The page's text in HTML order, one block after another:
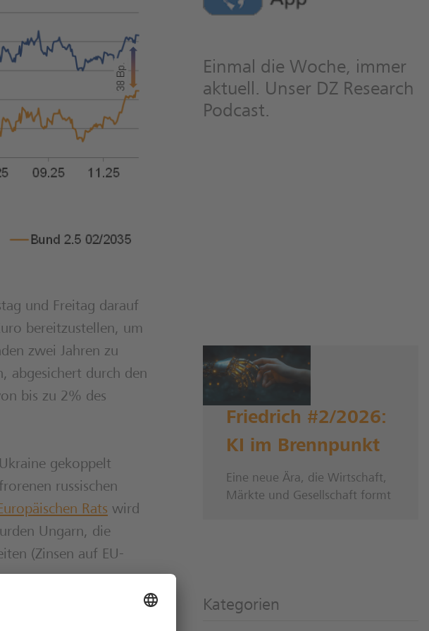
und Freitag darauf
bereitzustellen, um
zwei Jahren zu
abgesichert durch den
bis zu 2% des
gekoppelt
russischen
Rats wird
Ungarn, die
(Zinsen auf EU-
Einmal die Woche, immer
aktuell. Unser DZ Research
Podcast.
Friedrich #2/2026:
KI im Brennpunkt
Eine neue Ära, die Wirtschaft,
Märkte und Gesellschaft formt
Kategorien